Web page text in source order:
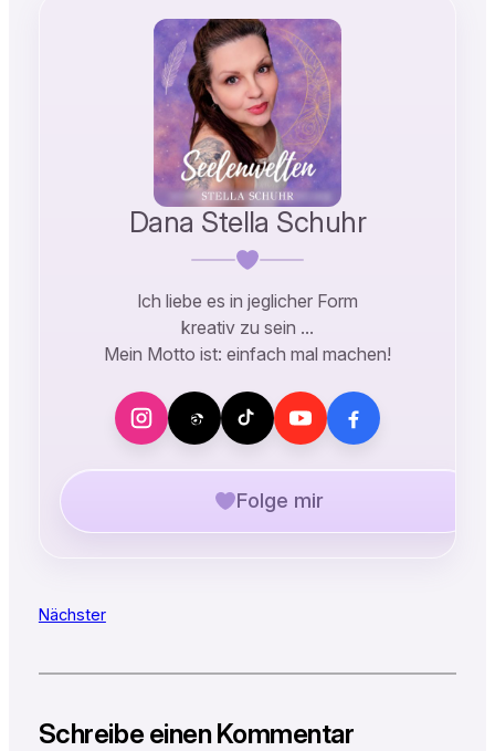
Dana Stella Schuhr
Ich liebe es in jeglicher Form
kreativ zu sein …
Mein Motto ist: einfach mal machen!
Folge mir
Nächster
Schreibe einen Kommentar